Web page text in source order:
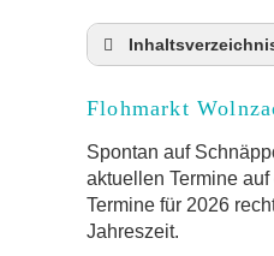
Anmeldung &
Online-
Welche
Aktuelle
Flohmarkt
Spontan auf
aktuellen Termine
Termine für 2026
Jahreszeit.